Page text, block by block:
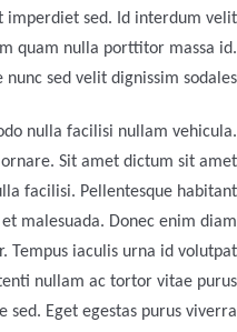
imperdiet sed. Id interdum velit
quam nulla porttitor massa id.
sed velit dignissim sodales.
nulla facilisi nullam vehicula.
Sit amet dictum sit amet
facilisi. Pellentesque habitant
malesuada. Donec enim diam
Tempus iaculis urna id volutpat
nullam ac tortor vitae purus
sed. Eget egestas purus viverra